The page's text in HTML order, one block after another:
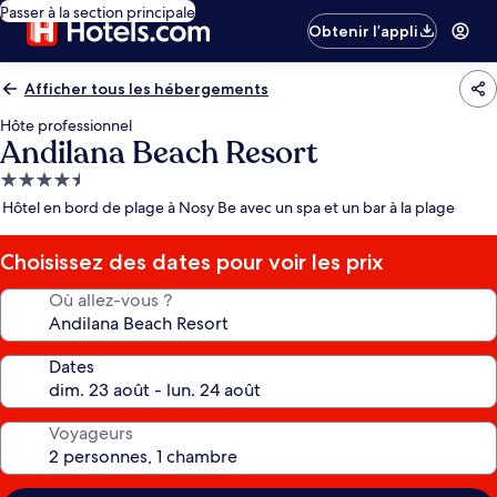
Passer à la section principale
Obtenir l’appli
Afficher tous les hébergements
Hôte professionnel
Andilana Beach Resort
Hébergement
4.5 étoiles
Hôtel en bord de plage à Nosy Be avec un spa et un bar à la plage
Choisissez des dates pour voir les prix
Où allez-vous ?
Dates
Voyageurs